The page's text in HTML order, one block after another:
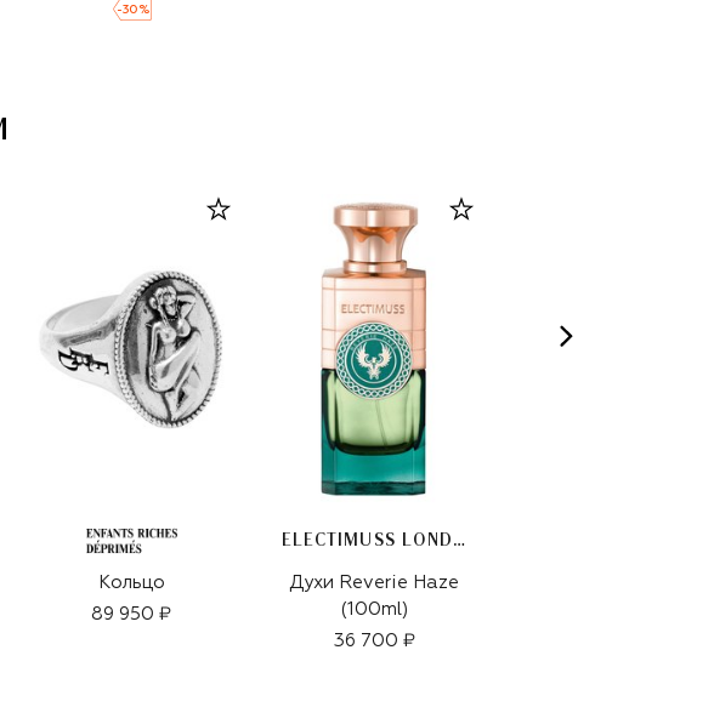
-30 %
Кольцо
89 950 ₽
ELECTIMUSS LONDON
Духи Reverie Haze
(100ml)
36 700 ₽